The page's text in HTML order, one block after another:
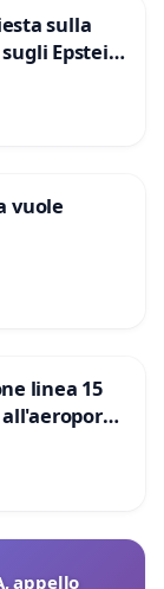
sulla
Epstein
vuole
linea 15
all'aeroporto
appello